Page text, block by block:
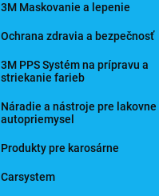
3M Maskovanie a lepenie
Ochrana zdravia a bezpečnosť
3M PPS Systém na prípravu a
striekanie farieb
Náradie a nástroje pre lakovne
autopriemysel
Produkty pre karosárne
Carsystem